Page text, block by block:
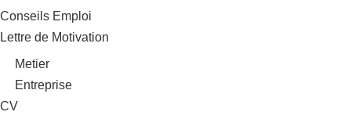
Conseils Emploi
Lettre de Motivation
Metier
Entreprise
CV